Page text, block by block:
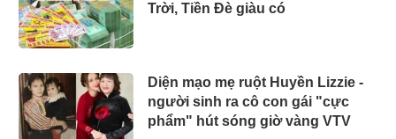
Trời, Tiền Đè giàu có
Diện mạo mẹ ruột Huyền Lizzie -
người sinh ra cô con gái "cực
phẩm" hút sóng giờ vàng VTV